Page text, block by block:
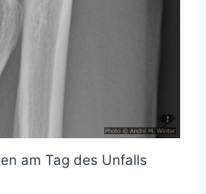
am Tag des Unfalls